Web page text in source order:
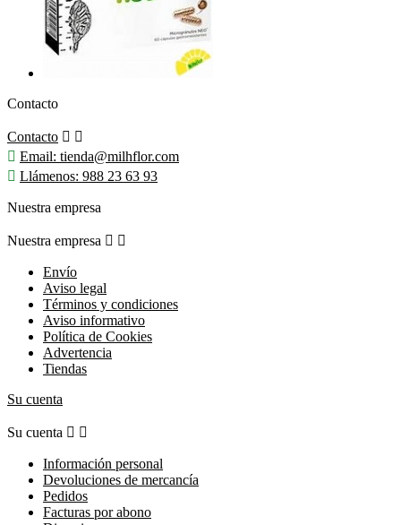
Contacto
Contacto  
 Email: tienda@milhflor.com
 Llámenos: 988 23 63 93
Nuestra empresa
Nuestra empresa  
Envío
Aviso legal
Términos y condiciones
Aviso informativo
Política de Cookies
Advertencia
Tiendas
Su cuenta
Su cuenta  
Información personal
Devoluciones de mercancía
Pedidos
Facturas por abono